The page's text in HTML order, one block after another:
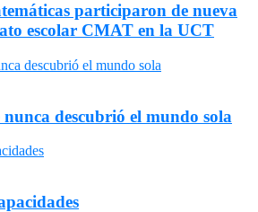
participaron de nueva
escolar CMAT en la UCT
descubrió el mundo sola